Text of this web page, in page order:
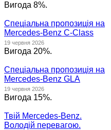
Вигода 8%.
Спеціальна пропозиція на
Mercedes-Benz C-Class
19 червня 2026
Вигода 20%.
Спеціальна пропозиція на
Mercedes-Benz GLA
19 червня 2026
Вигода 15%.
Твій Mercedes-Benz.
Володій перевагою.